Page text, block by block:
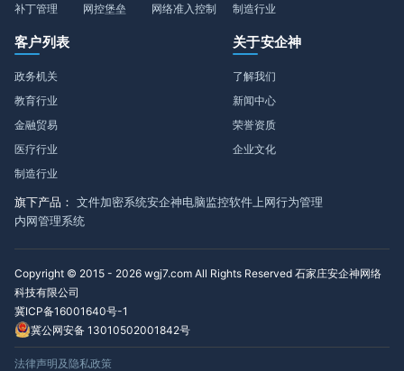
补丁管理
网控堡垒
网络准入控制
制造行业
客户列表
政务机关
教育行业
金融贸易
医疗行业
制造行业
关于安企神
了解我们
新闻中心
荣誉资质
企业文化
旗下产品： 文件加密系统安企神电脑监控软件 上网行为管理
内网管理系统
Copyright © 2015 - 2026 wgj7.com All Rights Reserved 石家庄安企神网络
科技有限公司
冀ICP备16001640号-1
冀公网安备 13010502001842号
法律声明及隐私政策